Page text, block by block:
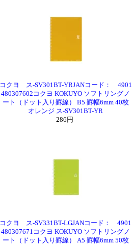
コクヨ ス-SV301BT-YRJANコード： 4901
480307602コクヨ KOKUYO ソフトリングノ
ート（ドット入り罫線） B5 罫幅6mm 40枚
オレンジ ス-SV301BT-YR
286円
コクヨ ス-SV331BT-LGJANコード： 4901
480307671コクヨ KOKUYO ソフトリングノ
ート（ドット入り罫線） A5 罫幅6mm 50枚